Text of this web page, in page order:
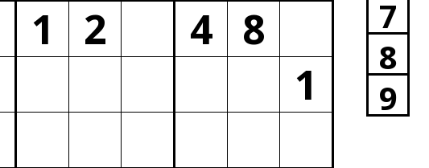
1 2 4 8
1
7
8
9